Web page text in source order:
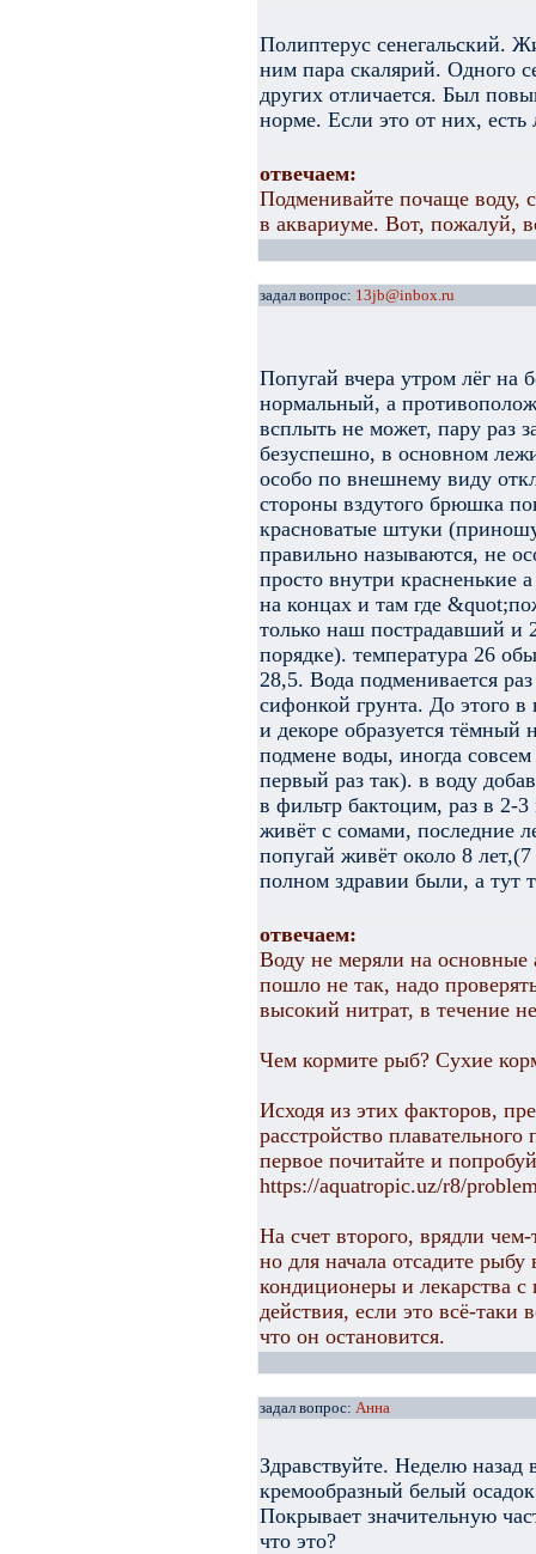
Полиптерус сенегальский.
ним пара скалярий. Одного
других отличается. Был
норме. Если это от них, есть
отвечаем:
Подменивайте почаще воду,
в аквариуме. Вот, пожалуй,
задал вопрос: 13jb@inbox.ru
Попугай вчера утром лёг на
нормальный, а
всплыть не может, пару раз
безуспешно, в основном
особо по внешнему виду
стороны вздутого брюшка
красноватые штуки
правильно называются, не
просто внутри красненькие
на концах и там где
только наш пострадавший и
порядке). температура 26
28,5. Вода подменивается
сифонкой грунта. До этого в
и декоре образуется тёмный
подмене воды, иногда совсем
первый раз так). в воду
в фильтр бактоцим, раз в 2-
живёт с сомами, последние
попугай живёт около 8
полном здравии были, а тут
отвечаем:
Воду не меряли на основные
пошло не так, надо
высокий нитрат, в течение
Чем кормите рыб? Сухие
Исходя из этих факторов,
расстройство
первое почитайте и
https://aquatropic.uz/r8/
На счет второго, врядли
но для начала отсадите
кондиционеры и лекарства
действия, если это всё-таки
что он остановится.
задал вопрос: Анна
Здравствуйте. Неделю назад
кремообразный белый
Покрывает значительную
что это?